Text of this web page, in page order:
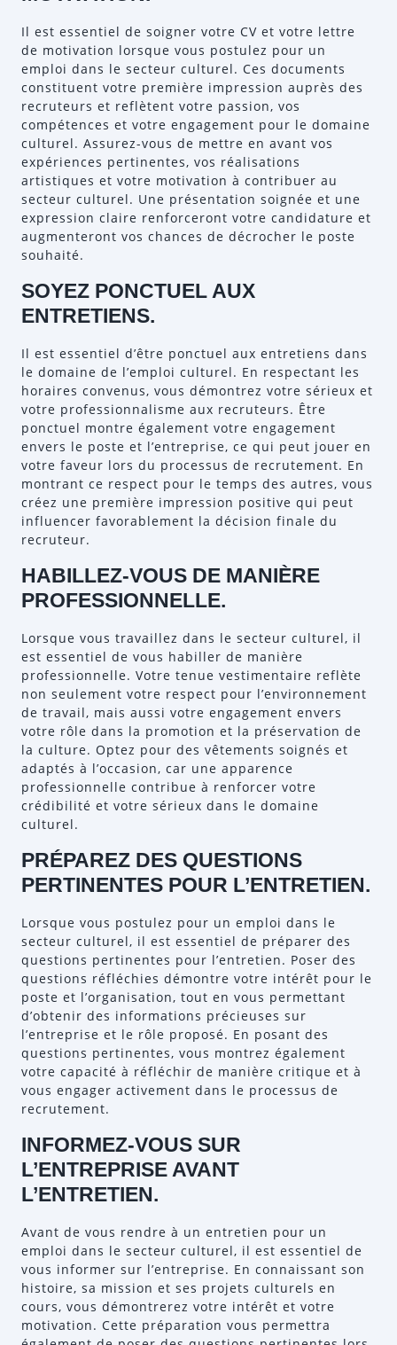
Il est essentiel de soigner votre CV et votre lettre
de motivation lorsque vous postulez pour un
emploi dans le secteur culturel. Ces documents
constituent votre première impression auprès des
recruteurs et reflètent votre passion, vos
compétences et votre engagement pour le domaine
culturel. Assurez-vous de mettre en avant vos
expériences pertinentes, vos réalisations
artistiques et votre motivation à contribuer au
secteur culturel. Une présentation soignée et une
expression claire renforceront votre candidature et
augmenteront vos chances de décrocher le poste
souhaité.
SOYEZ PONCTUEL AUX
ENTRETIENS.
Il est essentiel d’être ponctuel aux entretiens dans
le domaine de l’emploi culturel. En respectant les
horaires convenus, vous démontrez votre sérieux et
votre professionnalisme aux recruteurs. Être
ponctuel montre également votre engagement
envers le poste et l’entreprise, ce qui peut jouer en
votre faveur lors du processus de recrutement. En
montrant ce respect pour le temps des autres, vous
créez une première impression positive qui peut
influencer favorablement la décision finale du
recruteur.
HABILLEZ-VOUS DE MANIÈRE
PROFESSIONNELLE.
Lorsque vous travaillez dans le secteur culturel, il
est essentiel de vous habiller de manière
professionnelle. Votre tenue vestimentaire reflète
non seulement votre respect pour l’environnement
de travail, mais aussi votre engagement envers
votre rôle dans la promotion et la préservation de
la culture. Optez pour des vêtements soignés et
adaptés à l’occasion, car une apparence
professionnelle contribue à renforcer votre
crédibilité et votre sérieux dans le domaine
culturel.
PRÉPAREZ DES QUESTIONS
PERTINENTES POUR L’ENTRETIEN.
Lorsque vous postulez pour un emploi dans le
secteur culturel, il est essentiel de préparer des
questions pertinentes pour l’entretien. Poser des
questions réfléchies démontre votre intérêt pour le
poste et l’organisation, tout en vous permettant
d’obtenir des informations précieuses sur
l’entreprise et le rôle proposé. En posant des
questions pertinentes, vous montrez également
votre capacité à réfléchir de manière critique et à
vous engager activement dans le processus de
recrutement.
INFORMEZ-VOUS SUR
L’ENTREPRISE AVANT
L’ENTRETIEN.
Avant de vous rendre à un entretien pour un
emploi dans le secteur culturel, il est essentiel de
vous informer sur l’entreprise. En connaissant son
histoire, sa mission et ses projets culturels en
cours, vous démontrerez votre intérêt et votre
motivation. Cette préparation vous permettra